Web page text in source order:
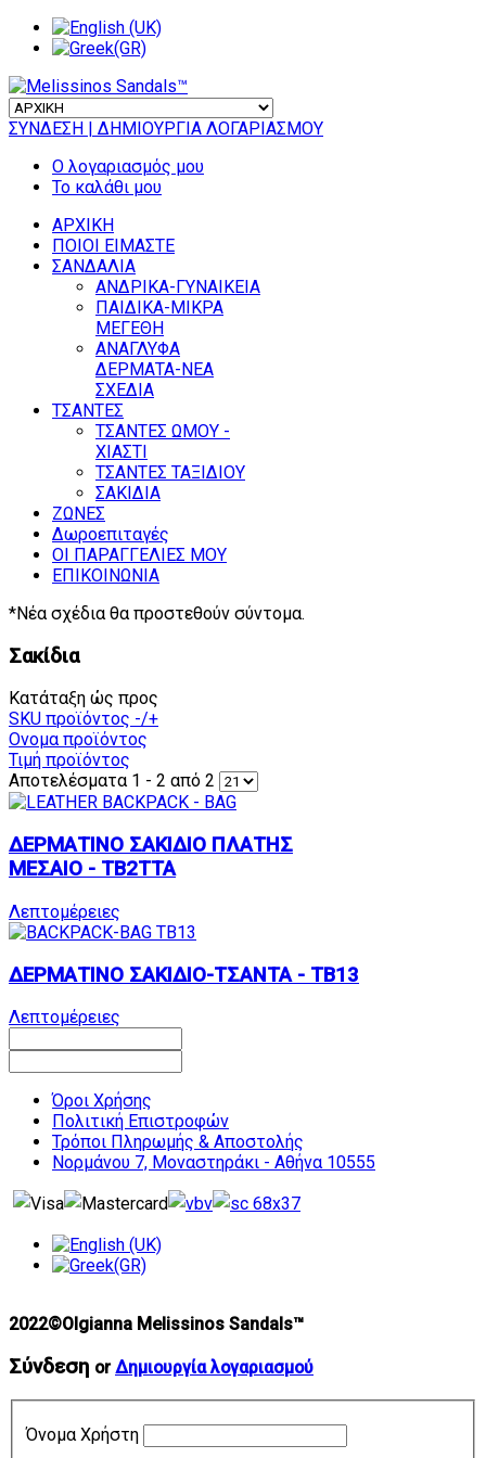
ΣΥΝΔΕΣΗ | ΔΗΜΙΟΥΡΓΙΑ ΛΟΓΑΡΙΑΣΜΟΥ
Ο λογαριασμός μου
Το καλάθι μου
ΑΡΧΙΚΗ
ΠΟΙΟΙ ΕΙΜΑΣΤΕ
ΣΑΝΔΑΛΙΑ
ΑΝΔΡΙΚΑ-ΓΥΝΑΙΚΕΙΑ
ΠΑΙΔΙΚΑ-ΜΙΚΡΑ
ΜΕΓΕΘΗ
ΑΝΑΓΛΥΦΑ
ΔΕΡΜΑΤΑ-ΝΕΑ
ΣΧΕΔΙΑ
ΤΣΑΝΤΕΣ
ΤΣΑΝΤΕΣ ΩΜΟΥ -
ΧΙΑΣΤΙ
ΤΣΑΝΤΕΣ ΤΑΞΙΔΙΟΥ
ΣΑΚΙΔΙΑ
ΖΩΝΕΣ
Δωροεπιταγές
ΟΙ ΠΑΡΑΓΓΕΛΙΕΣ ΜΟΥ
ΕΠΙΚΟΙΝΩΝΙΑ
*Νέα σχέδια θα προστεθούν σύντομα.
Σακίδια
Κατάταξη ώς προς
SKU προϊόντος -/+
Ονομα προϊόντος
Τιμή προϊόντος
Αποτελέσματα 1 - 2 από 2
ΔΕΡΜΑΤΙΝΟ ΣΑΚΙΔΙΟ ΠΛΑΤΗΣ
ΜΕΣΑΙΟ - TB2TTA
Λεπτομέρειες
ΔΕΡΜΑΤΙΝΟ ΣΑΚΙΔΙΟ-ΤΣΑΝΤΑ - TB13
Λεπτομέρειες
Όροι Χρήσης
Πολιτική Επιστροφών
Τρόποι Πληρωμής & Αποστολής
Νορμάνου 7, Μοναστηράκι - Αθήνα 10555
2022©Olgianna Melissinos Sandals™
Σύνδεση orΔημιουργία λογαριασμού
Όνομα Χρήστη